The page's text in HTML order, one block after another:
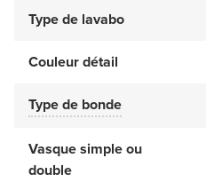
Type de lavabo
Couleur détail
Type de bonde
Vasque simple ou
double